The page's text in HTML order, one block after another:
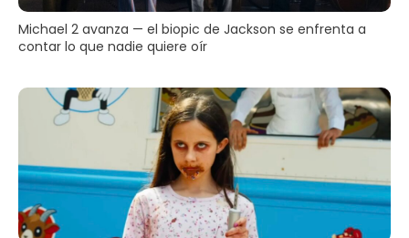
Michael 2 avanza — el biopic de Jackson se enfrenta a
contar lo que nadie quiere oír